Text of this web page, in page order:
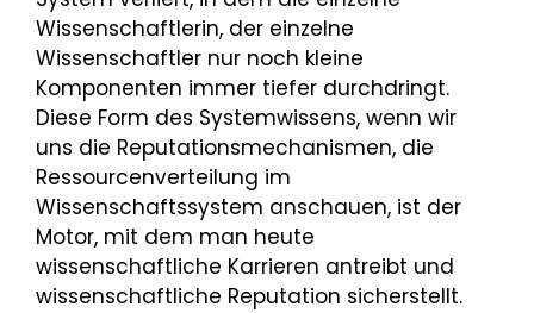
Wissenschaftlerin, der einzelne
Wissenschaftler nur noch kleine
Komponenten immer tiefer durchdringt.
Diese Form des Systemwissens, wenn wir
uns die Reputationsmechanismen, die
Ressourcenverteilung im
Wissenschaftssystem anschauen, ist der
Motor, mit dem man heute
wissenschaftliche Karrieren antreibt und
wissenschaftliche Reputation sicherstellt.